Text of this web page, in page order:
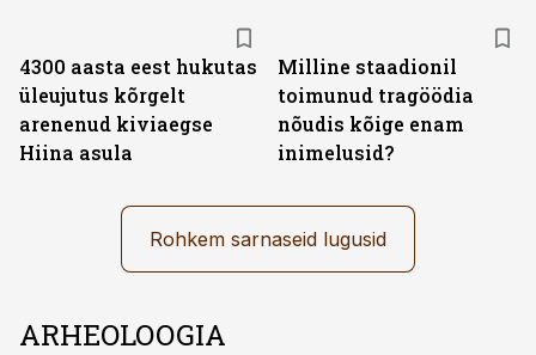
4300 aasta eest hukutas
üleujutus kõrgelt
arenenud kiviaegse
Hiina asula
Milline staadionil
toimunud tragöödia
nõudis kõige enam
inimelusid?
Rohkem sarnaseid lugusid
ARHEOLOOGIA